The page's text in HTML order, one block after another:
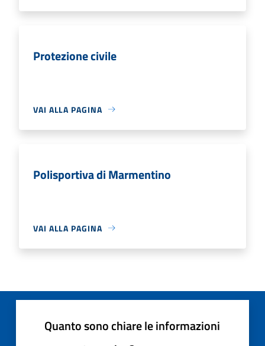
Protezione civile
VAI ALLA PAGINA
Polisportiva di Marmentino
VAI ALLA PAGINA
Quanto sono chiare le informazioni